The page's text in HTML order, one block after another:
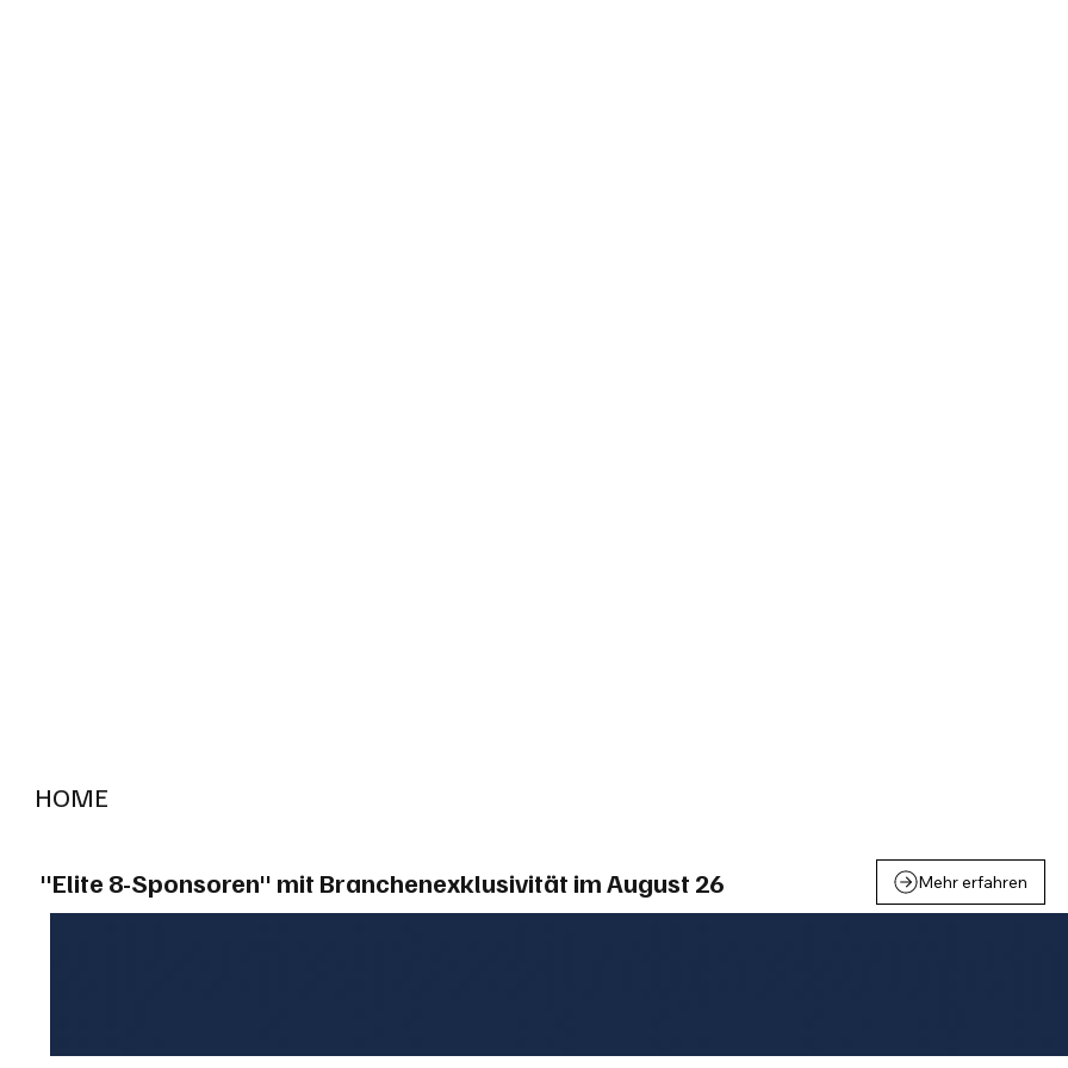
HOME
"Elite 8-Sponsoren" mit Branchenexklusivität im August 26 Mehr erfahren